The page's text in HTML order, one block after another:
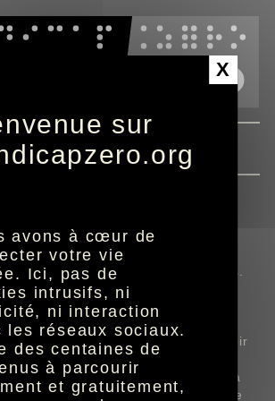
Métropole
en braille ou caractères
Métropole, recevez à domicile
braille ou caractères agrandis.
:
Client et demandez à recevoir
ou caractères agrandis.
Métropole transmet votre facture à
l'adapte et vous adresse
X
sur
avons à cœur de
votre vie
Ici, pas de
intrusifs, ni
ni interaction
les réseaux sociaux.
des centaines de
à parcourir
et gratuitement,